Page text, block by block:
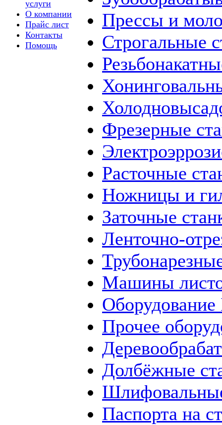
услуги
О компании
Прайс лист
Контакты
Помощь
Прессы и
Строгальные
Фрезерные
Расточные
Ножницы и
Заточные
Ленточно-
Машины
Прочее
Долбёжные
Паспорта на